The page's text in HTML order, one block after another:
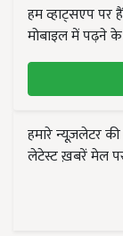
हम व्हाट्सएप
मोबाइल में पढ़ने
हमारे न्यूज़लेटर
लेटेस्ट ख़बरें मेल